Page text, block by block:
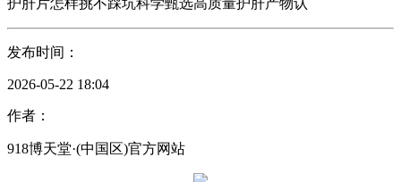
护肝片怎样挑不踩坑科学甄选高质量护肝产物认
发布时间：
2026-05-22 18:04
作者：
918博天堂·(中国区)官方网站